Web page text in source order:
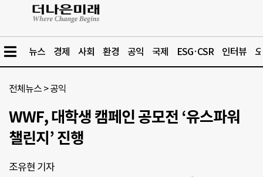
뉴스 경제 사회 환경 공익 국제 ESG·CSR 인터뷰
전체뉴스 >공익
WWF, 대학생 캠페인 공모전 ‘유스파워
챌린지’ 진행
조유현 기자